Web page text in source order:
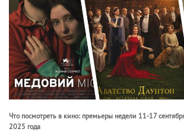
Что посмотреть в кино: премьеры недели 11-17
2025 года